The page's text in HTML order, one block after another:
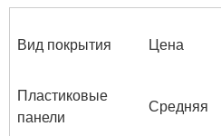
Вид покрытия Цена
Пластиковые
панели
Средняя